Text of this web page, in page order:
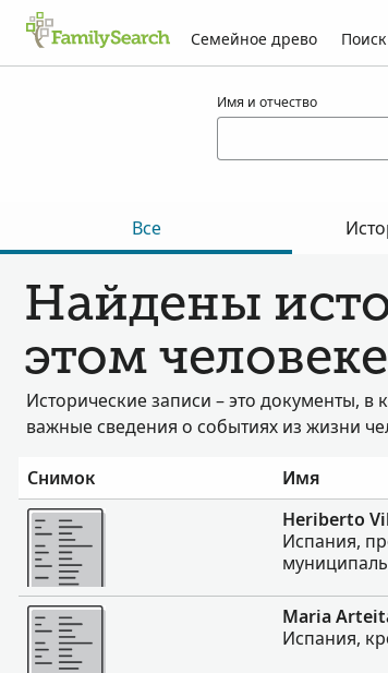
Семейное древо Поиск
Имя и отчество
Все
Найдены
этом
Исторические записи – это документы, в
важные сведения о событиях из жизни
Снимок Имя
Больше
Heriberto
Испания,
Больше
Maria
Испания,